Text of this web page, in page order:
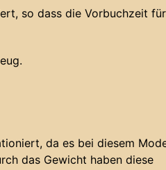
so dass die Vorbuchzeit
da es bei diesem
das Gewicht haben diese